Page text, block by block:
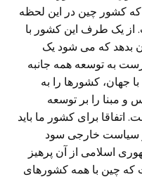
که کشور چین در این لحظه
از یک طرف این کشور با
بدهد که می شود یک
به توسعه همه جانبه
جهان، کشورها را به
مبنا را بر توسعه
برای کشور ما باید
سیاست خارجی سود
اسلامی از آن پرهیز
که چین با همه کشورهای